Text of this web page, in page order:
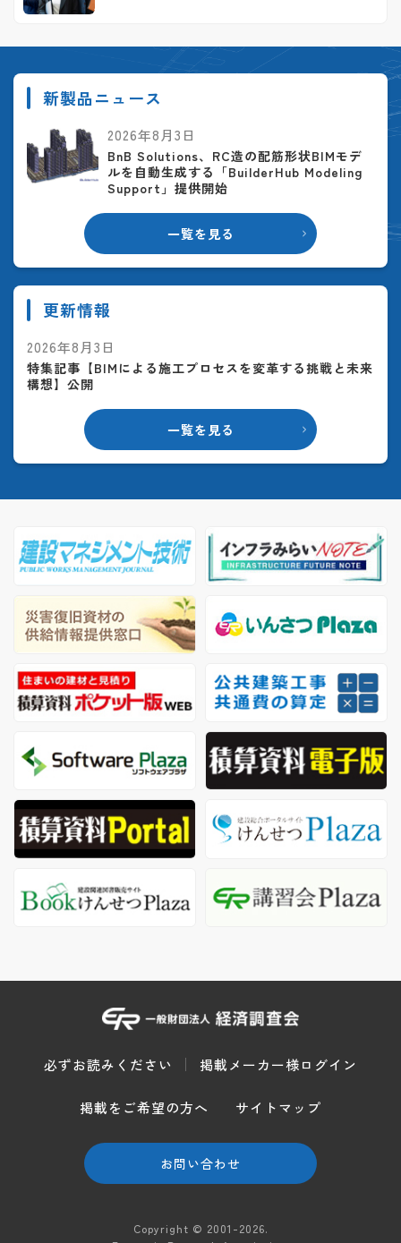
新製品ニュース
一覧を見る
2026年8月3日
BnB Solutions、RC造の配筋形状BIMモデ
ルを自動生成する「BuilderHub Modeling
Support」提供開始
更新情報
一覧を見る
2026年8月3日
特集記事【BIMによる施工プロセスを変革する挑戦と未来
構想】公開
必ずお読みください 掲載メーカー様ログイン
掲載をご希望の方へ サイトマップ
お問い合わせ
Copyright © 2001-2026.